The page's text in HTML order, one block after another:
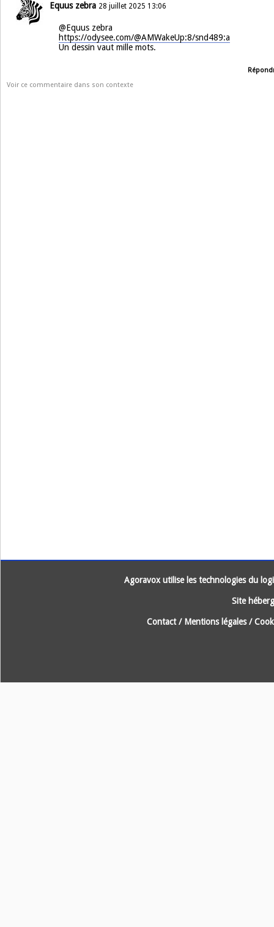
Equus zebra 28 juillet 2025 13:06
@Equus zebra
https://odysee.com/@AMWakeUp:8/snd489:a
Un dessin vaut mille mots.
Voir ce commentaire dans son contexte
Agoravox utilise les technologies du
Site
Contact/ Mentions légales/